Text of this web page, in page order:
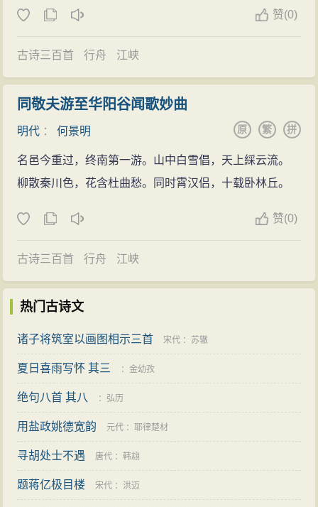
赞(0)
古诗三百首 行舟 江峡
同敬夫游至华阳谷闻歌妙曲
明代 ：何景明 拼
繁
原
名邑今重过，终南第一游。山中白雪倡，天上綵云流。
柳散秦川色，花含杜曲愁。同时霄汉侣，十载卧林丘。
赞(0)
古诗三百首 行舟 江峡
热门古诗文
诸子将筑室以画图相示三首 宋代 ： 苏辙
夏日喜雨写怀 其三 ：金幼孜
绝句八首 其八 ： 弘历
用盐政姚德宽韵 元代 ：耶律楚材
寻胡处士不遇 唐代 ：韩翃
题蒋亿极目楼 宋代 ： 洪迈